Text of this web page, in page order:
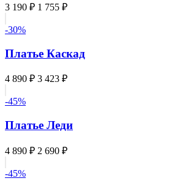
3 190 ₽ 1 755 ₽
-30%
Платье Каскад
4 890 ₽ 3 423 ₽
-45%
Платье Леди
4 890 ₽ 2 690 ₽
-45%